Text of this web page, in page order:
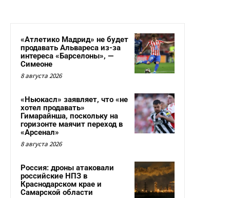
«Атлетико Мадрид» не будет
продавать Альвареса из-за
интереса «Барселоны», —
Симеоне
8 августа 2026
«Ньюкасл» заявляет, что «не
хотел продавать»
Гимарайнша, поскольку на
горизонте маячит переход в
«Арсенал»
8 августа 2026
Россия: дроны атаковали
российские НПЗ в
Краснодарском крае и
Самарской области